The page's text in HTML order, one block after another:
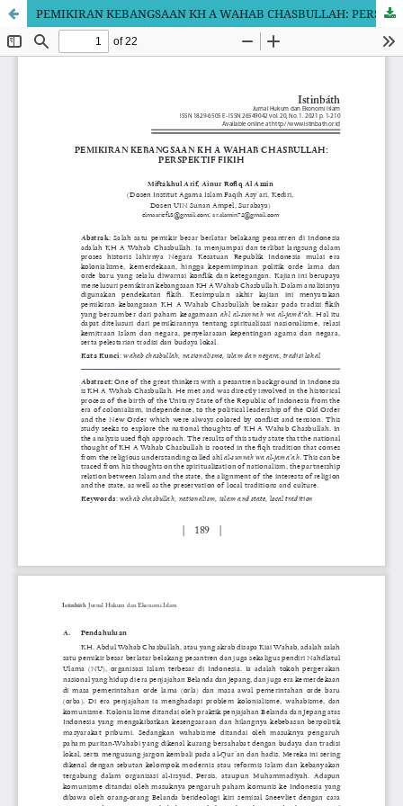
PEMIKIRAN KEBANGSAAN KH A WAHAB CHASBULLAH: PERSPEKTIF FIKIH